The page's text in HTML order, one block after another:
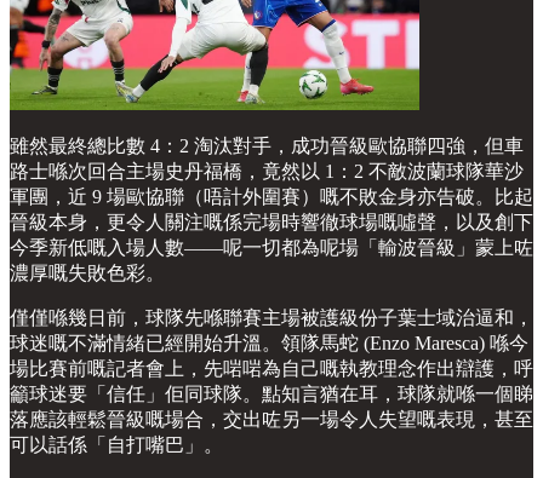
雖然最終總比數 4：2 淘汰對手，成功晉級歐協聯四強，但車
路士喺次回合主場史丹福橋，竟然以 1：2 不敵波蘭球隊華沙
軍團，近 9 場歐協聯（唔計外圍賽）嘅不敗金身亦告破。比起
晉級本身，更令人關注嘅係完場時響徹球場嘅噓聲，以及創下
今季新低嘅入場人數——呢一切都為呢場「輸波晉級」蒙上咗
濃厚嘅失敗色彩。
僅僅喺幾日前，球隊先喺聯賽主場被護級份子葉士域治逼和，
球迷嘅不滿情緒已經開始升溫。領隊馬蛇 (Enzo Maresca) 喺今
場比賽前嘅記者會上，先啱啱為自己嘅執教理念作出辯護，呼
籲球迷要「信任」佢同球隊。點知言猶在耳，球隊就喺一個睇
落應該輕鬆晉級嘅場合，交出咗另一場令人失望嘅表現，甚至
可以話係「自打嘴巴」。